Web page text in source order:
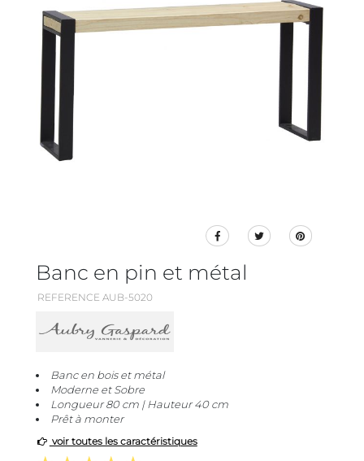
Banc en pin et métal
REFERENCE AUB-5020
Banc en bois et métal
Moderne et Sobre
Longueur 80 cm | Hauteur 40 cm
Prêt à monter
voir toutes les caractéristiques